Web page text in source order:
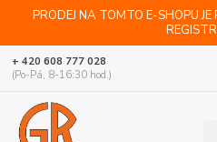
PRODEJ NA TOMTO E-SHOPU JE
+ 420 608 777 028
(Po-Pá, 8-16:30 hod.)